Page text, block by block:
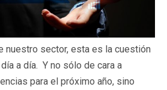
nuestro sector, esta es la cuestión
a día. Y no sólo de cara a
para el próximo año, sino